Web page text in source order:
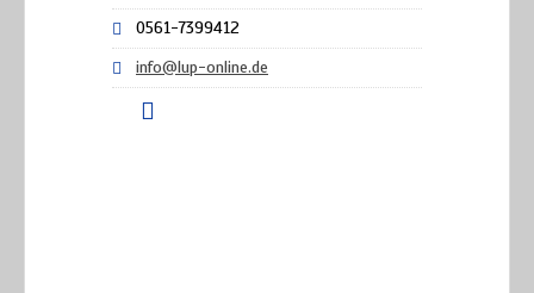
0561-7399412
info@lup-online.de